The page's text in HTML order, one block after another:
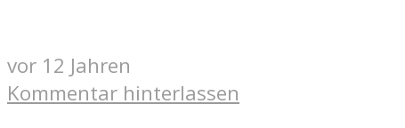
vor 12 Jahren
Kommentar hinterlassen